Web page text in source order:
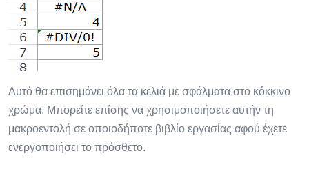
Αυτό θα επισημάνει όλα τα κελιά με σφάλματα στο κόκκινο
χρώμα. Μπορείτε επίσης να χρησιμοποιήσετε αυτήν τη
μακροεντολή σε οποιοδήποτε βιβλίο εργασίας αφού έχετε
ενεργοποιήσει το πρόσθετο.